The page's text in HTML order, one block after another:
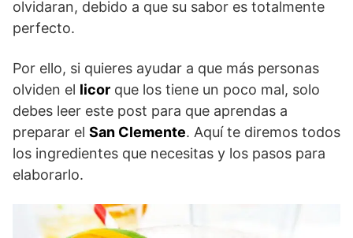
olvidaran, debido a que su sabor es totalmente
perfecto.
Por ello, si quieres ayudar a que más personas
olviden el licor que los tiene un poco mal, solo
debes leer este post para que aprendas a
preparar el San Clemente. Aquí te diremos todos
los ingredientes que necesitas y los pasos para
elaborarlo.